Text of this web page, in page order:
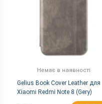
Немає в наявності
Gelius Book Cover Leather для
Xiaomi Redmi Note 8 (Gery)